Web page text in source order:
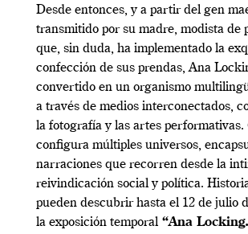
Desde entonces, y a partir del gen
transmitido por su madre, modista de
que, sin duda, ha implementado la
confección de sus prendas, Ana
convertido en un organismo
a través de medios interconectados,
la fotografía y las artes performativas.
configura múltiples universos,
narraciones que recorren desde la
reivindicación social y política.
pueden descubrir hasta el 12 de julio
la exposición temporal “Ana Locking.